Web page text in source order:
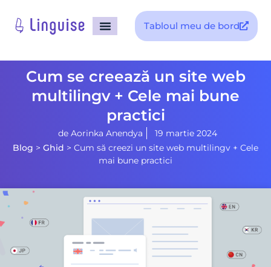
Tabloul meu de bord
Cum se creează un site web
multilingv + Cele mai bune
practici
de Aorinka Anendya
19 martie 2024
Blog > Ghid > Cum să creezi un site web multilingv + Cele
mai bune practici